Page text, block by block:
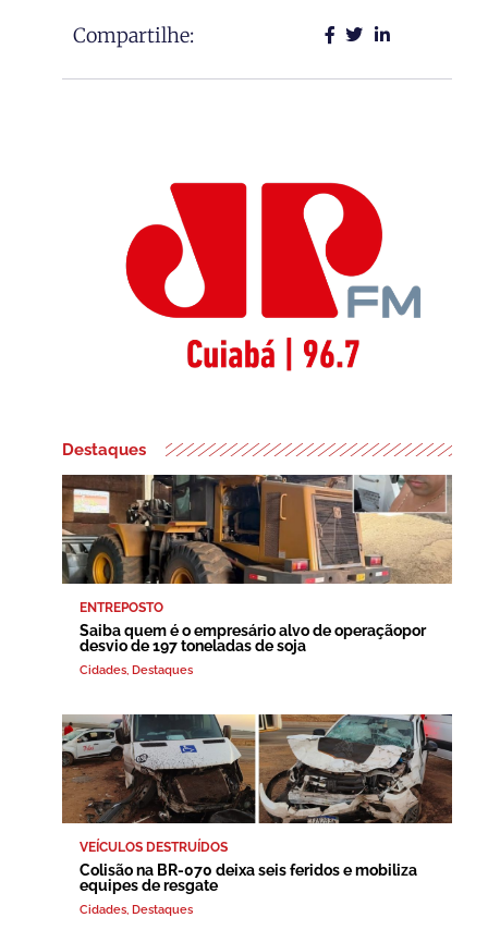
Compartilhe:
Destaques
ENTREPOSTO
Saiba quem é o empresário alvo de operaçãopor
desvio de 197 toneladas de soja
Cidades Destaques
VEÍCULOS DESTRUÍDOS
Colisão na BR-070 deixa seis feridos e mobiliza
equipes de resgate
Cidades Destaques